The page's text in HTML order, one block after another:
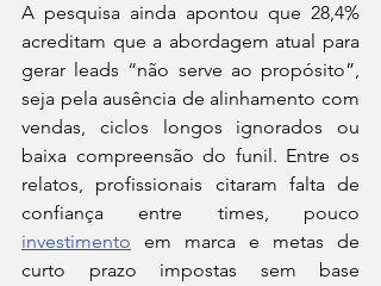
A pesquisa ainda apontou que 28,4%
acreditam que a abordagem atual para
gerar leads “não serve ao propósito”,
seja pela ausência de alinhamento com
vendas, ciclos longos ignorados ou
baixa compreensão do funil. Entre os
relatos, profissionais citaram falta de
investimento em marca e metas de
curto prazo impostas sem base